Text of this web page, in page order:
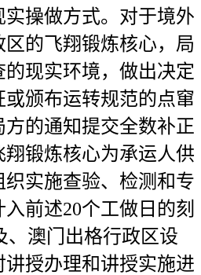
操做方式。对于境外
的飞翔锻炼核心，局
现实环境，做出决定
颁布运转规范的点窜
的通知提交全数补正
锻炼核心为承运人供
实施查验、检测和专
前述20个工做日的刻
、澳门出格行政区设
授办理和讲授实施进